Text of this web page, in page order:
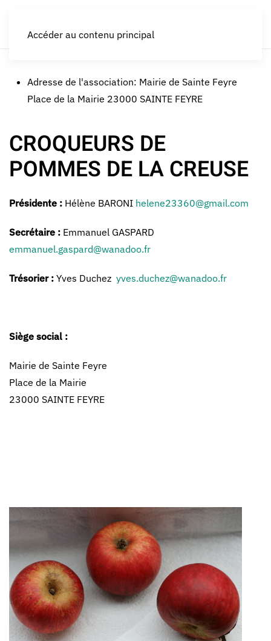
Accéder au contenu principal
Adresse de l'association: Mairie de Sainte Feyre
Place de la Mairie 23000 SAINTE FEYRE
CROQUEURS DE
POMMES DE LA CREUSE
Présidente : Hélène BARONI helene23360@gmail.com
Secrétaire : Emmanuel GASPARD
emmanuel.gaspard@wanadoo.fr
Trésorier : Yves Duchez yves.duchez@wanadoo.fr
Siège social :
Mairie de Sainte Feyre
Place de la Mairie
23000 SAINTE FEYRE